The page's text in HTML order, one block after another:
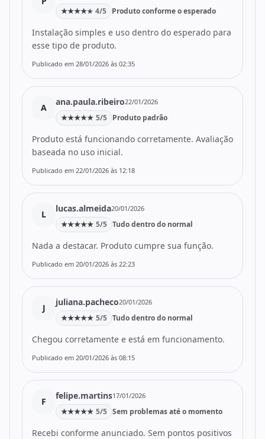
★★★★★ 4/5 Produto conforme o esperado
Instalação simples e uso dentro do esperado para
esse tipo de produto.
Publicado em 28/01/2026 às 02:35
A
ana.paula.ribeiro22/01/2026
★★★★★ 5/5 Produto padrão
Produto está funcionando corretamente. Avaliação
baseada no uso inicial.
Publicado em 22/01/2026 às 12:18
L
lucas.almeida20/01/2026
★★★★★ 5/5 Tudo dentro do normal
Nada a destacar. Produto cumpre sua função.
Publicado em 20/01/2026 às 22:23
J
juliana.pacheco20/01/2026
★★★★★ 5/5 Tudo dentro do normal
Chegou corretamente e está em funcionamento.
Publicado em 20/01/2026 às 08:15
F
felipe.martins17/01/2026
★★★★★ 5/5 Sem problemas até o momento
Recebi conforme anunciado. Sem pontos positivos